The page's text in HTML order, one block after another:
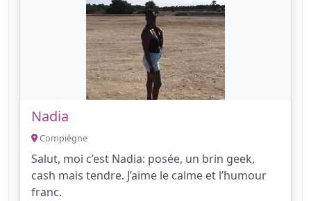
Nadia
Compiègne
Salut, moi c’est Nadia: posée, un brin geek,
cash mais tendre. J’aime le calme et l’humour
franc.